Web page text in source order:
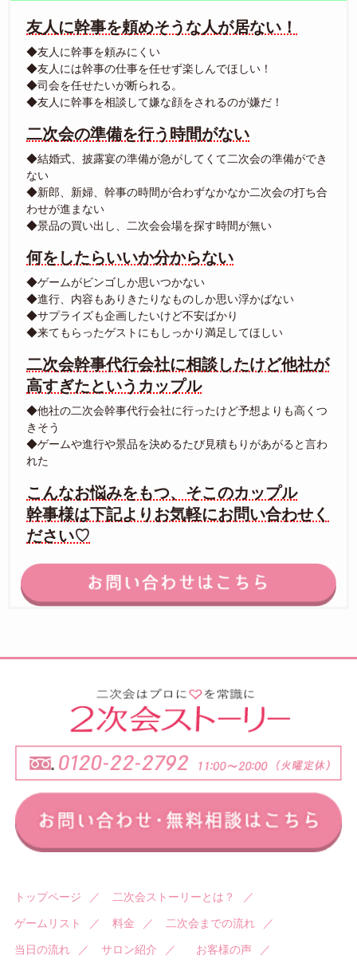
友人に幹事を頼めそうな人が居ない！
◆友人に幹事を頼みにくい
◆友人には幹事の仕事を任せず楽しんでほしい！
◆司会を任せたいが断られる。
◆友人に幹事を相談して嫌な顔をされるのが嫌だ！
二次会の準備を行う時間がない
◆結婚式、披露宴の準備が急がしてくて二次会の準備ができ
ない
◆新郎、新婦、幹事の時間が合わずなかなか二次会の打ち合
わせが進まない
◆景品の買い出し、二次会会場を探す時間が無い
何をしたらいいか分からない
◆ゲームがビンゴしか思いつかない
◆進行、内容もありきたりなものしか思い浮かばない
◆サプライズも企画したいけど不安ばかり
◆来てもらったゲストにもしっかり満足してほしい
二次会幹事代行会社に相談したけど他社が
高すぎたというカップル
◆他社の二次会幹事代行会社に行ったけど予想よりも高くつ
きそう
◆ゲームや進行や景品を決めるたび見積もりがあがると言わ
れた
こんなお悩みをもつ、そこのカップル
幹事様は下記よりお気軽にお問い合わせく
ださい♡
トップページ ／ 二次会ストーリーとは？ ／
ゲームリスト ／ 料金 ／ 二次会までの流れ ／
当日の流れ ／ サロン紹介 ／ お客様の声 ／